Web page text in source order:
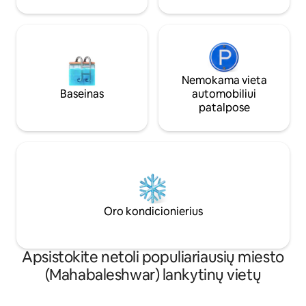
Baseinas
Nemokama vieta
automobiliui
patalpose
Oro kondicionierius
Apsistokite netoli populiariausių miesto
(Mahabaleshwar) lankytinų vietų